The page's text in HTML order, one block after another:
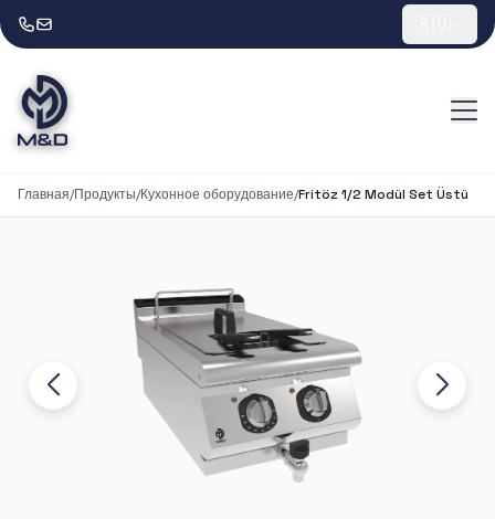
Главная/Продукты/Кухонное оборудование/Fritöz 1/2 Modül Set Üstü